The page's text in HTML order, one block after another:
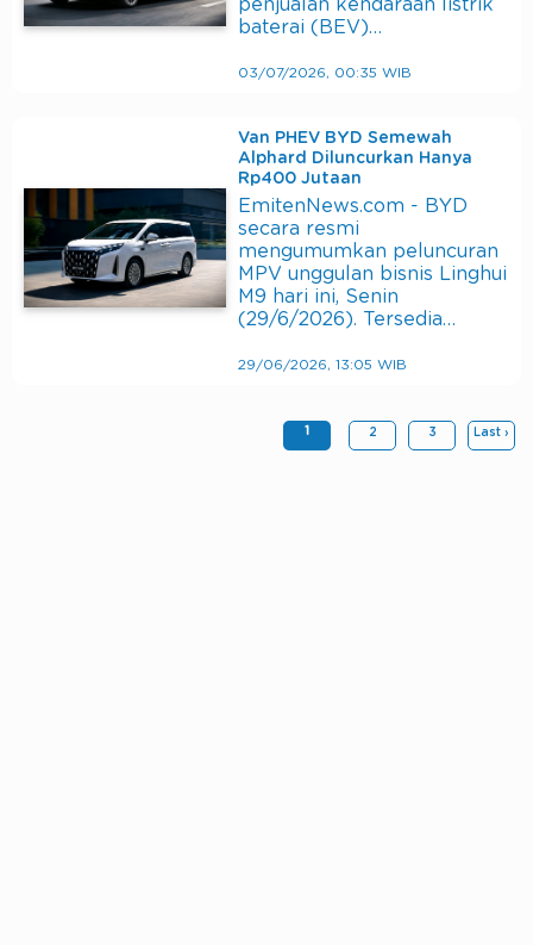
penjualan kendaraan listrik
baterai (BEV)…
03/07/2026, 00:35 WIB
Van PHEV BYD Semewah
Alphard Diluncurkan Hanya
Rp400 Jutaan
EmitenNews.com - BYD
secara resmi
mengumumkan peluncuran
MPV unggulan bisnis Linghui
M9 hari ini, Senin
(29/6/2026). Tersedia…
29/06/2026, 13:05 WIB
1 2 3 Last ›